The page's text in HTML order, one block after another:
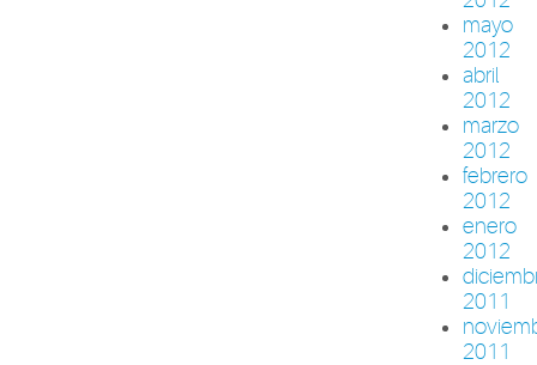
mayo
2012
abril
2012
marzo
2012
febrero
2012
enero
2012
2011
2011